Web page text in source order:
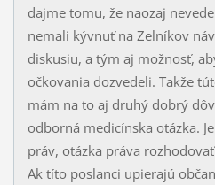
dajme tomu, že naozaj
nemali kývnuť na Zelníkov
diskusiu, a tým aj možnosť,
očkovania dozvedeli. Takže
mám na to aj druhý dobrý
odborná medicínska otázka.
práv, otázka práva
Ak títo poslanci upierajú